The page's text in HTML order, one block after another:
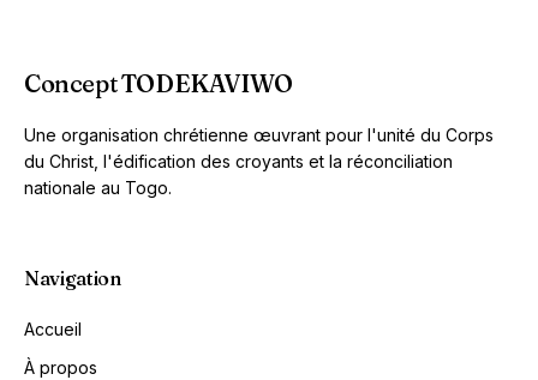
Concept TODEKAVIWO
Une organisation chrétienne œuvrant pour l'unité du Corps
du Christ, l'édification des croyants et la réconciliation
nationale au Togo.
Navigation
Accueil
À propos